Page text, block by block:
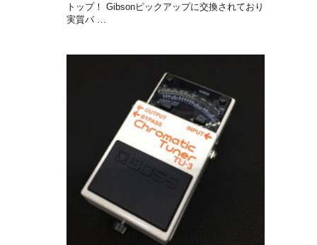
トップ！ Gibsonピックアップに交換されており
実質バ …